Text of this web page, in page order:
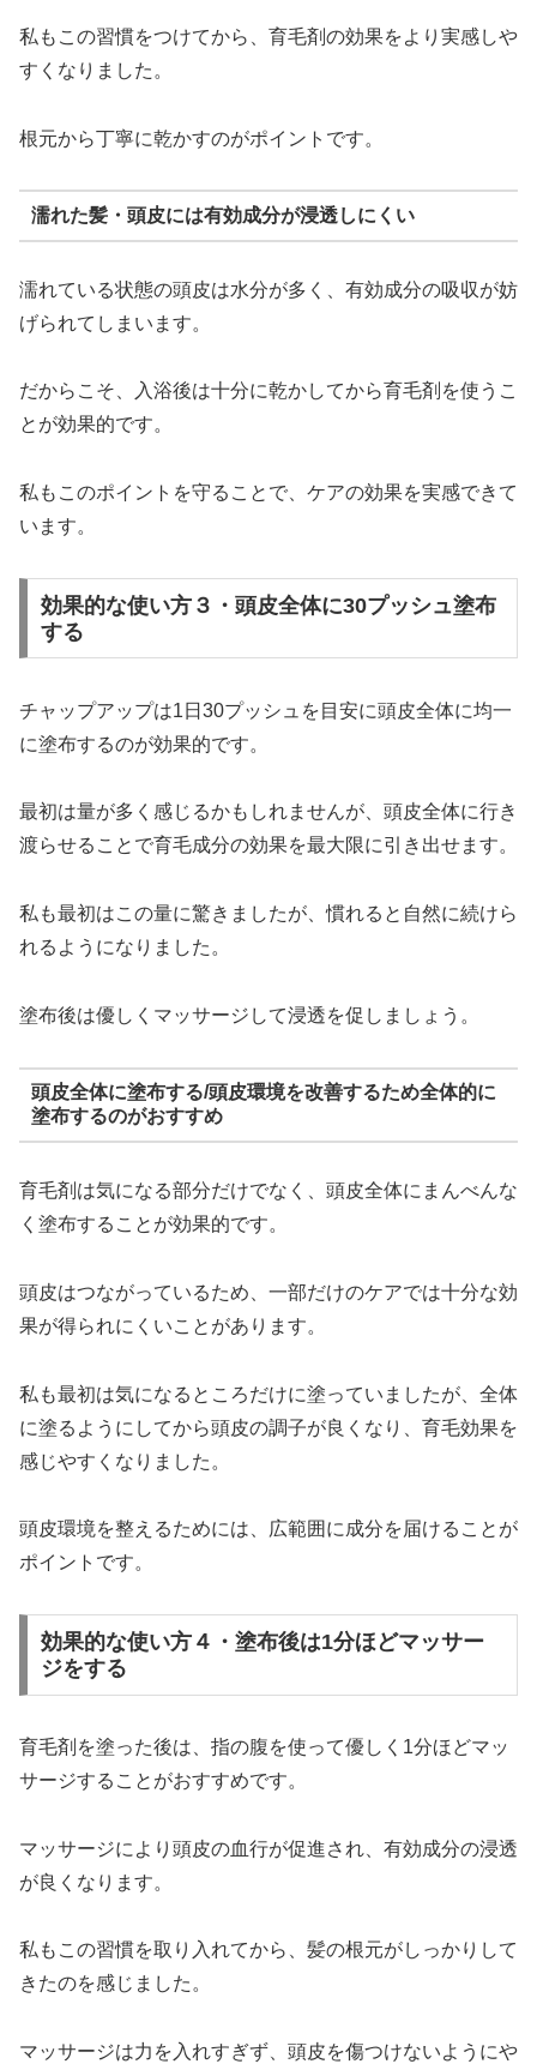
私もこの習慣をつけてから、育毛剤の効果をより実感しや
すくなりました。
根元から丁寧に乾かすのがポイントです。
濡れた髪・頭皮には有効成分が浸透しにくい
濡れている状態の頭皮は水分が多く、有効成分の吸収が妨
げられてしまいます。
だからこそ、入浴後は十分に乾かしてから育毛剤を使うこ
とが効果的です。
私もこのポイントを守ることで、ケアの効果を実感できて
います。
効果的な使い方３・頭皮全体に30プッシュ塗布
する
チャップアップは1日30プッシュを目安に頭皮全体に均一
に塗布するのが効果的です。
最初は量が多く感じるかもしれませんが、頭皮全体に行き
渡らせることで育毛成分の効果を最大限に引き出せます。
私も最初はこの量に驚きましたが、慣れると自然に続けら
れるようになりました。
塗布後は優しくマッサージして浸透を促しましょう。
頭皮全体に塗布する/頭皮環境を改善するため全体的に
塗布するのがおすすめ
育毛剤は気になる部分だけでなく、頭皮全体にまんべんな
く塗布することが効果的です。
頭皮はつながっているため、一部だけのケアでは十分な効
果が得られにくいことがあります。
私も最初は気になるところだけに塗っていましたが、全体
に塗るようにしてから頭皮の調子が良くなり、育毛効果を
感じやすくなりました。
頭皮環境を整えるためには、広範囲に成分を届けることが
ポイントです。
効果的な使い方４・塗布後は1分ほどマッサー
ジをする
育毛剤を塗った後は、指の腹を使って優しく1分ほどマッ
サージすることがおすすめです。
マッサージにより頭皮の血行が促進され、有効成分の浸透
が良くなります。
私もこの習慣を取り入れてから、髪の根元がしっかりして
きたのを感じました。
マッサージは力を入れすぎず、頭皮を傷つけないようにや